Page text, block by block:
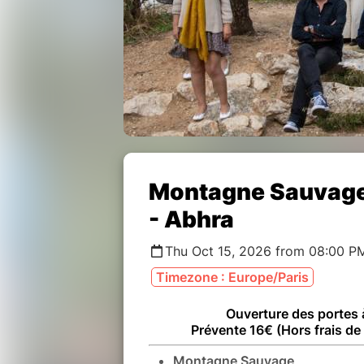
Montagne
- Abhra
Thu Oct 15, 2026 from 08:00
Timezone : Europe/Paris
Ouverture des
Prévente 16€ (Hors frais
Montagne Sauvage